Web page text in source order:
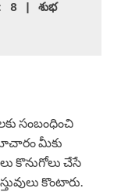
: 8 | శుభ
సంబంధించి
మీకు
కొనుగోలు చేసే
కొంటారు.